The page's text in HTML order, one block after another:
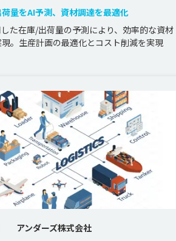
量をAI予測、資材調達を最適化
た在庫/出荷量の予測により、効率的な資材
。生産計画の最適化とコスト削減を実現
アンダーズ株式会社